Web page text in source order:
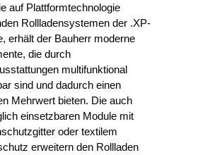
auf Plattformtechnologie
Rollladensystemen der .XP-
erhält der Bauherr moderne
die durch
multifunktional
sind und dadurch einen
Mehrwert bieten. Die auch
einsetzbaren Module mit
oder textilem
erweitern den Rollladen